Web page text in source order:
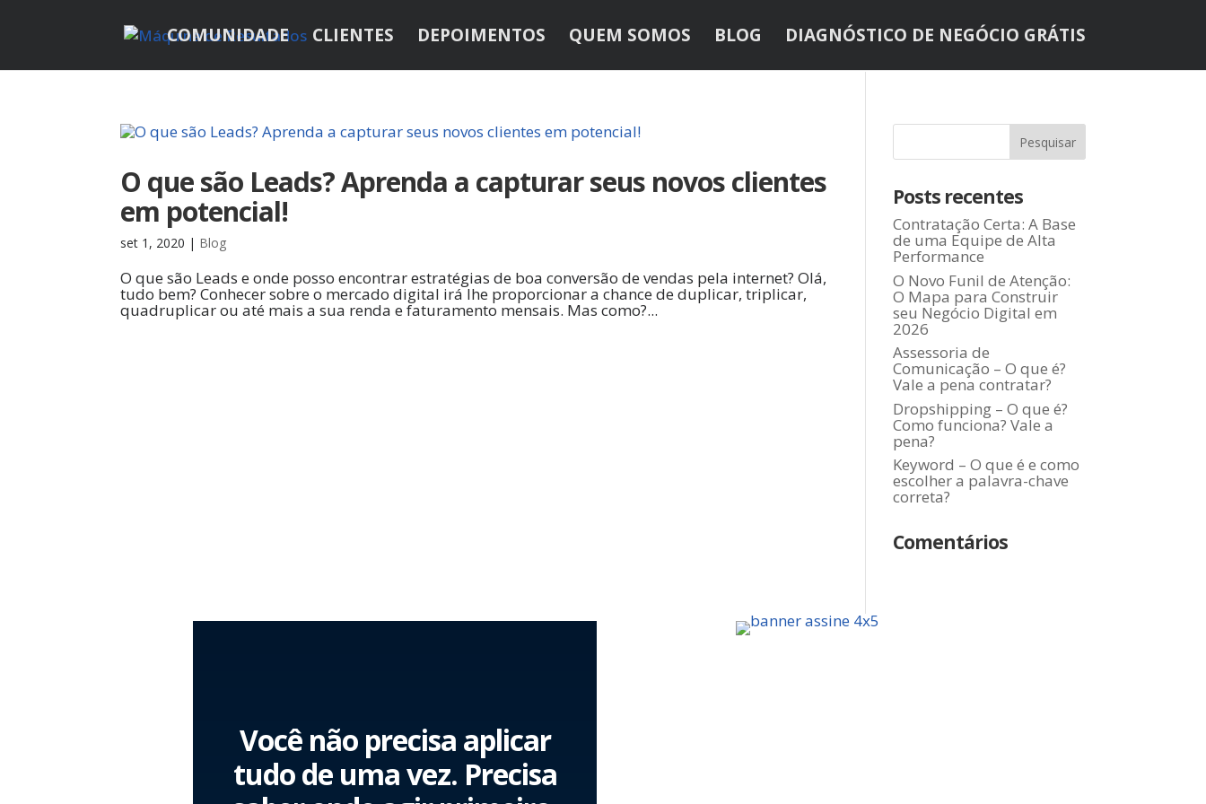
COMUNIDADE CLIENTES DEPOIMENTOS QUEM SOMOS BLOG DIAGNÓSTICO DE NEGÓCIO GRÁTIS
O que são Leads? Aprenda a capturar seus novos clientes
em potencial!
set 1, 2020 | Blog
O que são Leads e onde posso encontrar estratégias de boa conversão de vendas pela internet? Olá,
tudo bem? Conhecer sobre o mercado digital irá lhe proporcionar a chance de duplicar, triplicar,
quadruplicar ou até mais a sua renda e faturamento mensais. Mas como?...
Posts recentes
Contratação Certa: A Base
de uma Equipe de Alta
Performance
O Novo Funil de Atenção:
O Mapa para Construir
seu Negócio Digital em
2026
Assessoria de
Comunicação – O que é?
Vale a pena contratar?
Dropshipping – O que é?
Como funciona? Vale a
pena?
Keyword – O que é e como
escolher a palavra-chave
correta?
Comentários
Você não precisa aplicar
tudo de uma vez. Precisa